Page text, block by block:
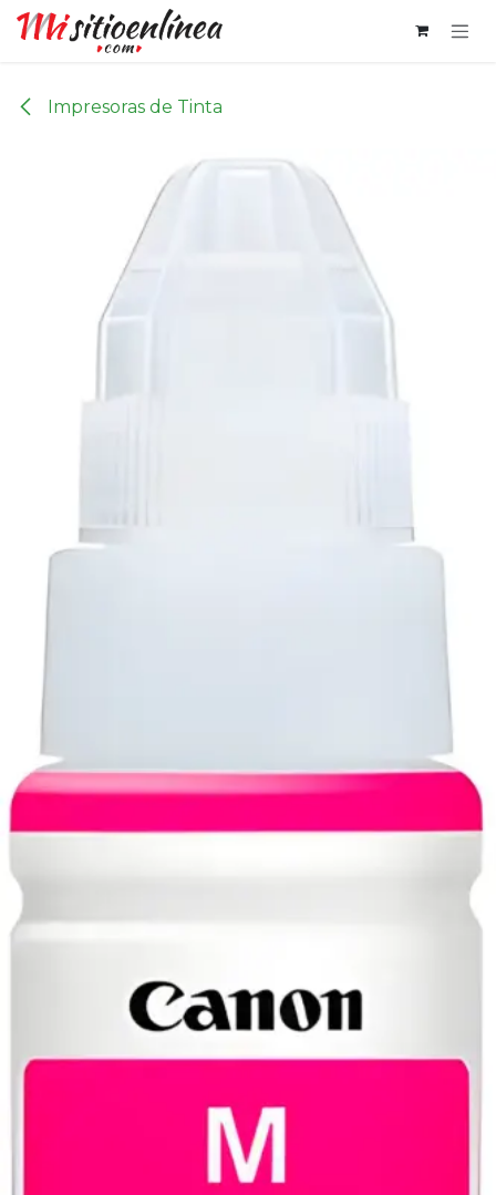
Ir al contenido
Impresoras de Tinta